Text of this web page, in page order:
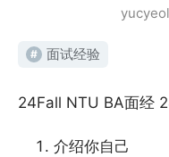
yucyeol
# 面试经验
24Fall NTU BA面经
介绍你自己